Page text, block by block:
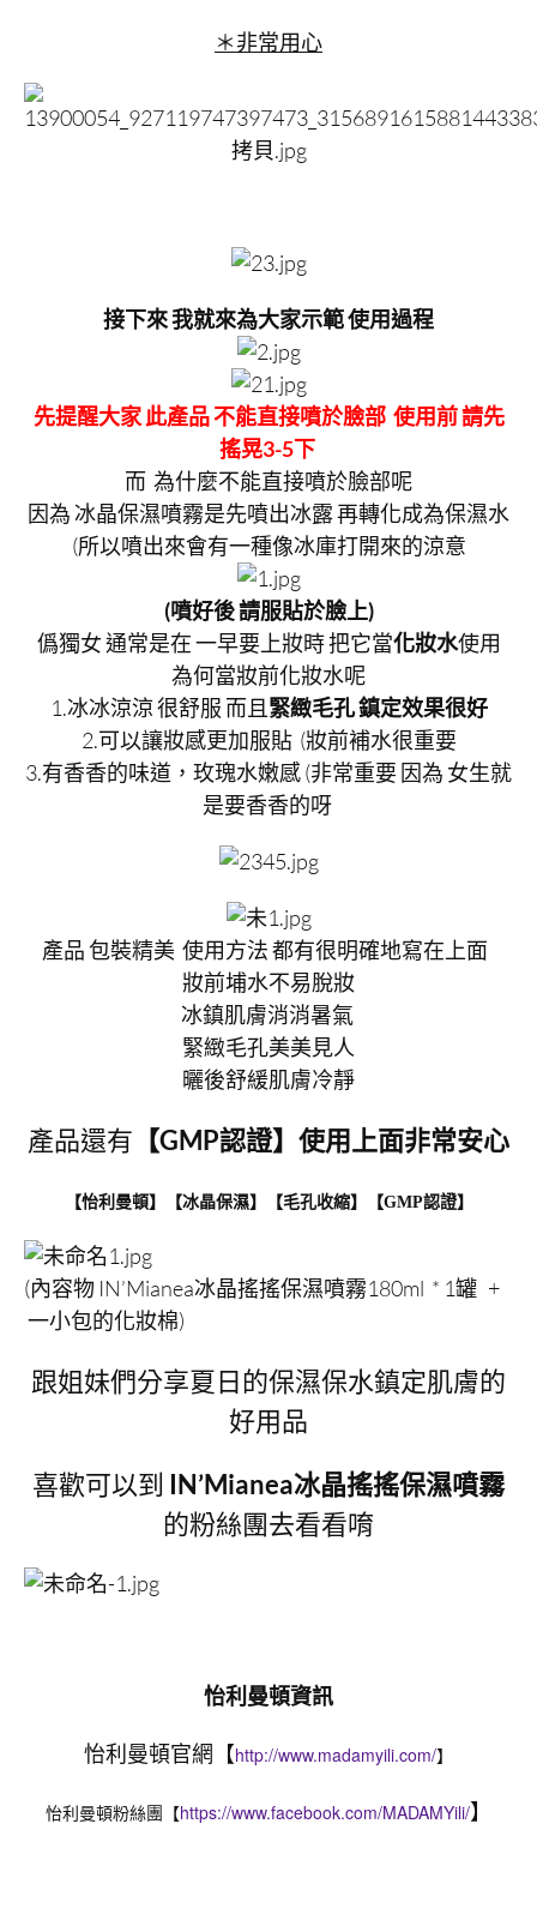
＊非常用心
接下來 我就來為大家示範 使用過程
先提醒大家 此產品 不能直接噴於臉部 使用前 請先
搖晃3-5下
而 為什麼不能直接噴於臉部呢
因為 冰晶保濕噴霧是先噴出冰露 再轉化成為保濕水
(所以噴出來會有一種像冰庫打開來的涼意
(噴好後 請服貼於臉上)
僞獨女 通常是在 一早要上妝時 把它當化妝水使用
為何當妝前化妝水呢
1.冰冰涼涼 很舒服 而且緊緻毛孔 鎮定效果很好
2.可以讓妝感更加服貼 (妝前補水很重要
3.有香香的味道，玫瑰水嫩感 (非常重要 因為 女生就
是要香香的呀
產品 包裝精美 使用方法 都有很明確地寫在上面
妝前埔水不易脫妝
冰鎮肌膚消消暑氣
緊緻毛孔美美見人
曬後舒緩肌膚冷靜
產品還有 【GMP認證】使用上面非常安心
【怡利曼頓】【冰晶保濕】【毛孔收縮】【GMP認證】
(內容物 IN’Mianea冰晶搖搖保濕噴霧180ml * 1罐 +
一小包的化妝棉)
跟姐妹們分享夏日的保濕保水鎮定肌膚的
好用品
喜歡可以到 IN’Mianea冰晶搖搖保濕噴霧
的粉絲團去看看唷
怡利曼頓資訊
怡利曼頓官網【http://www.madamyili.com/】
怡利曼頓粉絲團【https://www.facebook.com/MADAMYili/】